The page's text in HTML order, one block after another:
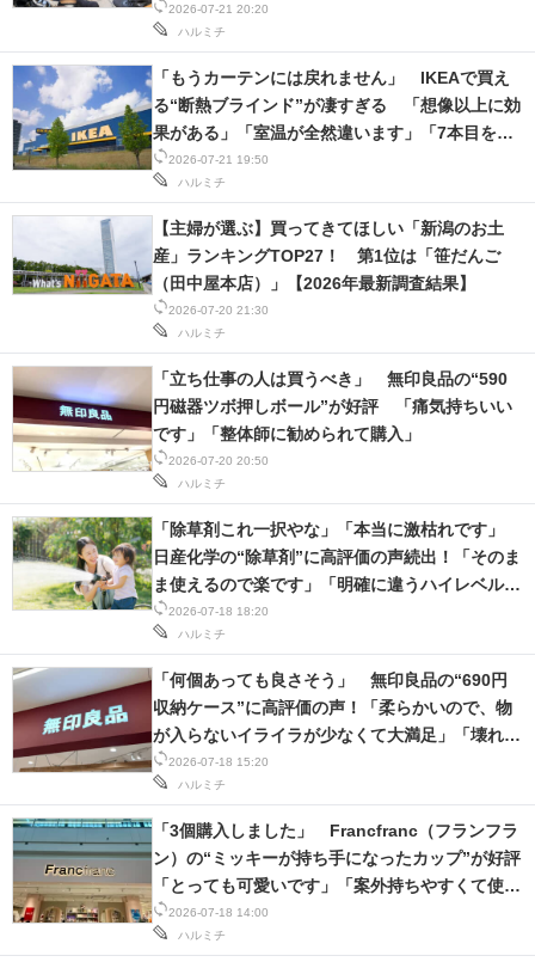
2026-07-21 20:20
ハルミチ
もの足に鼻をつけられるように」
2026-07-21 19:50
ハルミチ
「もうカーテンには戻れません」 IKEAで買え
る“断熱ブラインド”が凄すぎる 「想像以上に効
果がある」「室温が全然違います」「7本目を設
置しました」
2026-07-20 21:30
ハルミチ
【主婦が選ぶ】買ってきてほしい「新潟のお土
産」ランキングTOP27！ 第1位は「笹だんご
（田中屋本店）」【2026年最新調査結果】
2026-07-20 20:50
ハルミチ
「立ち仕事の人は買うべき」 無印良品の“590
円磁器ツボ押しボール”が好評 「痛気持ちいい
です」「整体師に勧められて購入」
2026-07-18 18:20
ハルミチ
「除草剤これ一択やな」「本当に激枯れです」
日産化学の“除草剤”に高評価の声続出！「そのま
ま使えるので楽です」「明確に違うハイレベル
さ」
2026-07-18 15:20
ハルミチ
「何個あっても良さそう」 無印良品の“690円
収納ケース”に高評価の声！「柔らかいので、物
が入らないイライラが少なくて大満足」「壊れて
もまた買いたい」
2026-07-18 14:00
ハルミチ
「3個購入しました」 Francfranc（フランフラ
ン）の“ミッキーが持ち手になったカップ”が好評
「とっても可愛いです」「案外持ちやすくて使い
やすい」